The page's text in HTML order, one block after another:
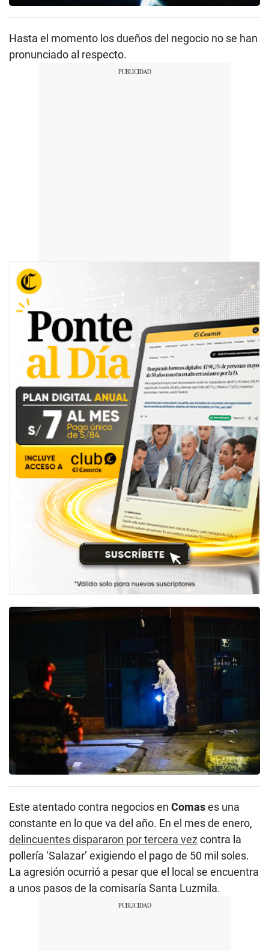
Hasta el momento los dueños del negocio no se han
pronunciado al respecto.
Este atentado contra negocios en Comases una
constante en lo que va del año. En el mes de enero,
delincuentes dispararon por tercera vez contra la
pollería ‘Salazar’ exigiendo el pago de 50 mil soles.
La agresión ocurrió a pesar que el local se encuentra
a unos pasos de la comisaría Santa Luzmila.